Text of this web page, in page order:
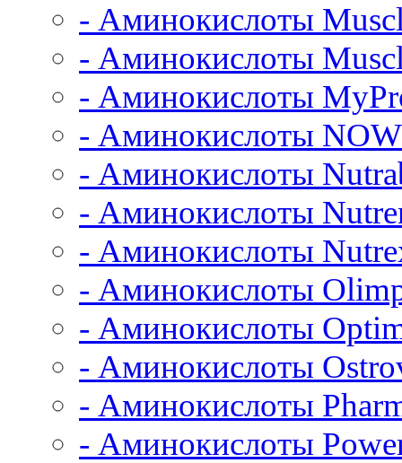
- Аминокислоты
- Аминокислоты
- Аминокислоты
- Аминокислоты NOW
- Аминокислоты
- Аминокислоты
- Аминокислоты
- Аминокислоты
- Аминокислоты
- Аминокислоты
- Аминокислоты
- Аминокислоты